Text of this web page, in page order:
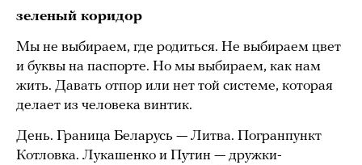
зеленый коридор
Мы не выбираем, где родиться. Не выбираем цвет
и буквы на паспорте. Но мы выбираем, как нам
жить. Давать отпор или нет той системе, которая
делает из человека винтик.
День. Граница Беларусь — Литва. Погранпункт
Котловка. Лукашенко и Путин — дружки-